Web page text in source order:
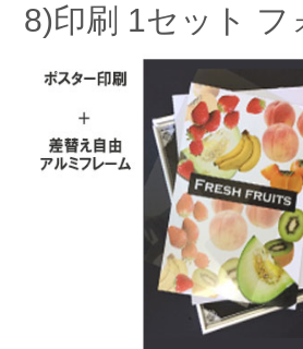
8)印刷 1セット フ